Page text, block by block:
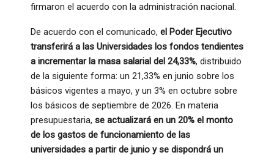
firmaron el acuerdo con la administración nacional.
De acuerdo con el comunicado, el Poder Ejecutivo
transferirá a las Universidades los fondos tendientes
a incrementar la masa salarial del 24,33%, distribuido
de la siguiente forma: un 21,33% en junio sobre los
básicos vigentes a mayo, y un 3% en octubre sobre
los básicos de septiembre de 2026. En materia
presupuestaria, se actualizará en un 20% el monto
de los gastos de funcionamiento de las
universidades a partir de junio y se dispondrá un